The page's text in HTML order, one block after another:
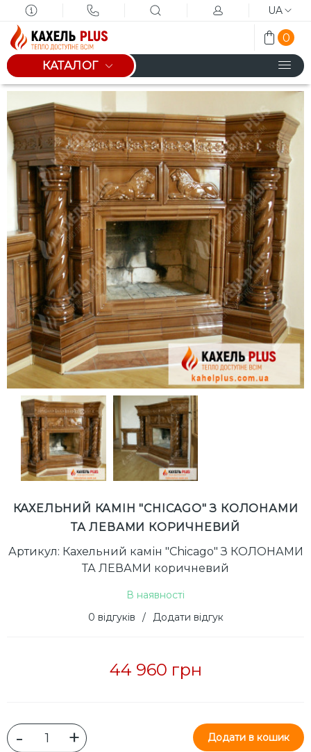
UA
0
КАТАЛОГ
КАХЕЛЬНИЙ КАМІН "CHICAGO" З КОЛОНАМИ
ТА ЛЕВАМИ КОРИЧНЕВИЙ
Артикул: Кахельний камін "Chicago" З КОЛОНАМИ
ТА ЛЕВАМИ коричневий
В наявності
0 відгуків
/ Додати відгук
44 960 грн
- + Додати в кошик